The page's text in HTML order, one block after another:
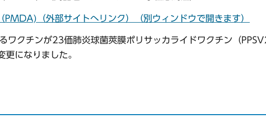
（外部サイトへリンク）（別ウィンドウで開きます）
ワクチンが23価肺炎球菌莢膜ポリサッカライドワクチン（
になりました。